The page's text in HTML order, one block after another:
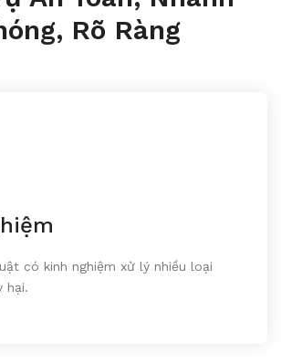
Rõ Ràng
có kinh nghiệm xử lý nhiều loại
hại.